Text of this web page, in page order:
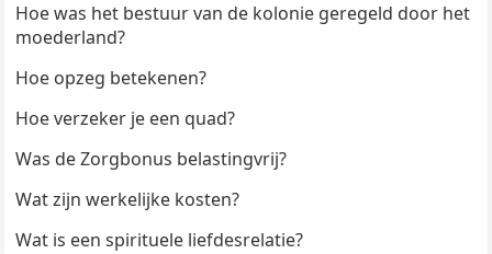
Hoe was het bestuur van de kolonie geregeld door het
moederland?
Hoe opzeg betekenen?
Hoe verzeker je een quad?
Was de Zorgbonus belastingvrij?
Wat zijn werkelijke kosten?
Wat is een spirituele liefdesrelatie?